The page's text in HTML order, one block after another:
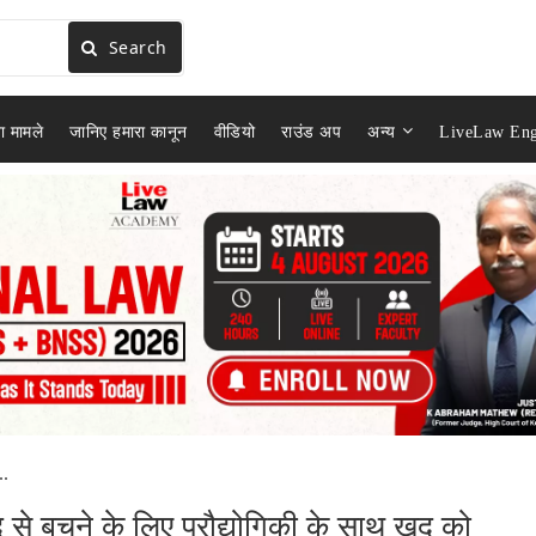
Search
मामले जानिए हमारा कानून वीडियो राउंड अप अन्य LiveLaw
बचने के लिए प्रौद्योगिकी के साथ खुद को